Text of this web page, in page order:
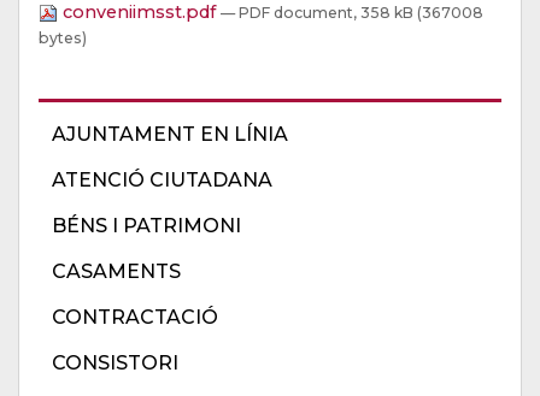
AJUNTAMENT EN LÍNIA
ATENCIÓ CIUTADANA
BÉNS I PATRIMONI
CASAMENTS
CONTRACTACIÓ
CONSISTORI
conveniimsst.pdf — PDF document, 358 kB (367008
bytes)